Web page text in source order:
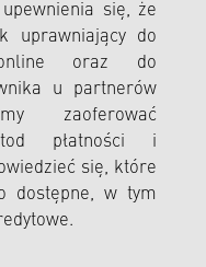
się, że
uprawniający do
online oraz do
u partnerów
zaoferować
płatności i
się, które
dostępne, w tym